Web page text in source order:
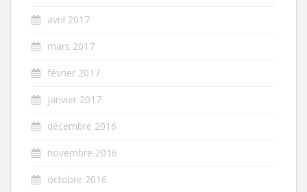
avril 2017
mars 2017
février 2017
janvier 2017
décembre 2016
novembre 2016
octobre 2016